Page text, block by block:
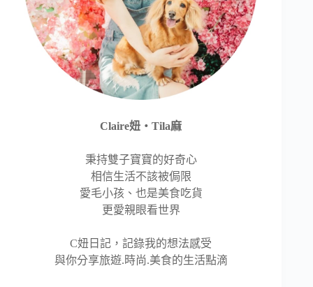
Claire妞‧Tila麻
秉持雙子寶寶的好奇心
相信生活不該被侷限
愛毛小孩、也是美食吃貨
更愛親眼看世界
C妞日記，記錄我的想法感受
與你分享旅遊.時尚.美食的生活點滴